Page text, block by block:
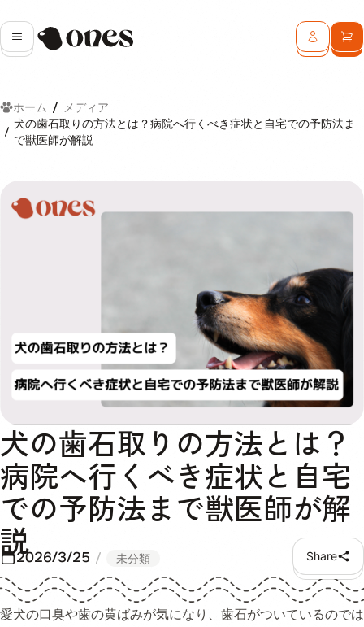
メニューOnes ログインカ
ホーム
メディア
犬の歯石取りの方法とは？病院へ行くべき症状と自宅での予防法ま
で獣医師が解説
犬の歯石取りの方法とは？
病院へ行くべき症状と自宅
での予防法まで獣医師が解
説2026/3/25 未分類 Share
愛犬の口臭や歯の黄ばみが気になり、歯石がついているのでは